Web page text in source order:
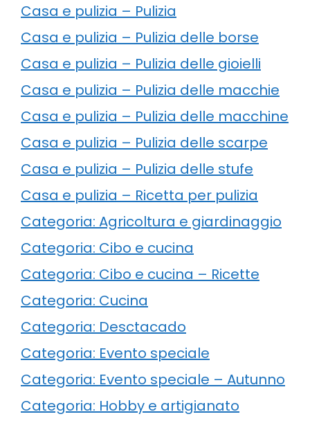
Casa e pulizia – Pulizia
Casa e pulizia – Pulizia delle borse
Casa e pulizia – Pulizia delle gioielli
Casa e pulizia – Pulizia delle macchie
Casa e pulizia – Pulizia delle macchine
Casa e pulizia – Pulizia delle scarpe
Casa e pulizia – Pulizia delle stufe
Casa e pulizia – Ricetta per pulizia
Categoria: Agricoltura e giardinaggio
Categoria: Cibo e cucina
Categoria: Cibo e cucina – Ricette
Categoria: Cucina
Categoria: Desctacado
Categoria: Evento speciale
Categoria: Evento speciale – Autunno
Categoria: Hobby e artigianato